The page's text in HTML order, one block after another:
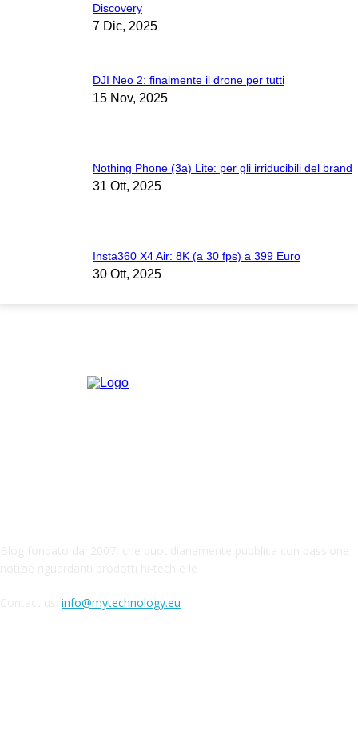
Discovery
7 Dic, 2025
DJI Neo 2: finalmente il drone per tutti
15 Nov, 2025
Nothing Phone (3a) Lite: per gli irriducibili del brand
31 Ott, 2025
Insta360 X4 Air: 8K (a 30 fps) a 399 Euro
30 Ott, 2025
info@mytechnology.eu